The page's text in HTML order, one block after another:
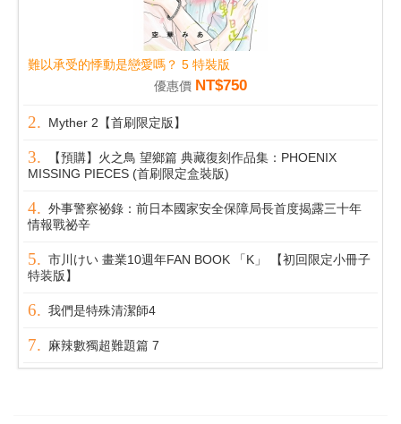
難以承受的悸動是戀愛嗎？ 5 特裝版
優惠價 NT$750
Myther 2【首刷限定版】
【預購】火之鳥 望鄉篇 典藏復刻作品集：PHOENIX
MISSING PIECES (首刷限定盒裝版)
外事警察祕錄：前日本國家安全保障局長首度揭露三十年
情報戰祕辛
市川けい 畫業10週年FAN BOOK 「K」 【初回限定小冊子
特装版】
我們是特殊清潔師4
麻辣數獨超難題篇 7